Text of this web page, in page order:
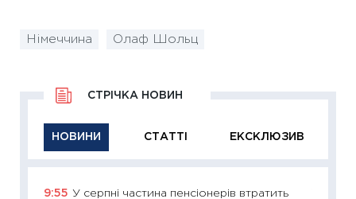
Німеччина Олаф Шольц
НОВИНИ СТАТТІ ЕКСКЛЮЗИВ
СТРІЧКА НОВИН
9:55 У серпні частина пенсіонерів втратить